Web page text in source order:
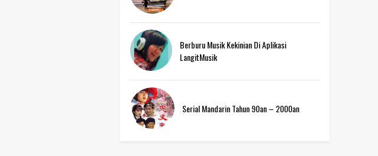
Berburu Musik Kekinian Di Aplikasi
LangitMusik
Serial Mandarin Tahun 90an – 2000an